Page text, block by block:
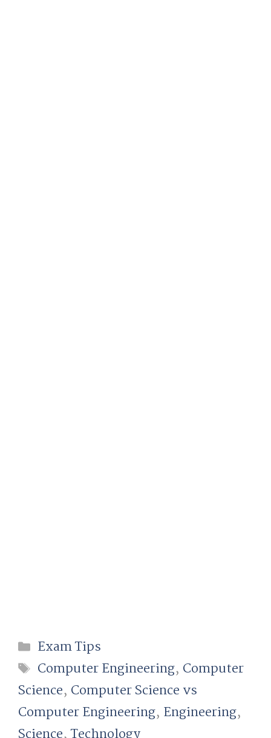
Categories
Exam Tips
Tags
Computer Engineering, Computer
Science, Computer Science vs
Computer Engineering, Engineering,